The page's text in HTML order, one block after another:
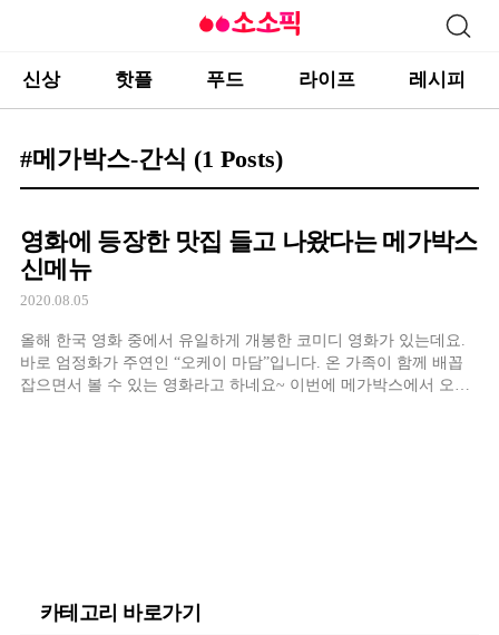
신상 핫플 푸드 라이프 레시피
#메가박스-간식 (1 Posts)
영화에 등장한 맛집 들고 나왔다는 메가박스
신메뉴
2020.08.05
올해 한국 영화 중에서 유일하게 개봉한 코미디 영화가 있는데요.
바로 엄정화가 주연인 “오케이 마담”입니다. 온 가족이 함께 배꼽
잡으면서 볼 수 있는 영화라고 하네요~ 이번에 메가박스에서 오케
카테고리 바로가기